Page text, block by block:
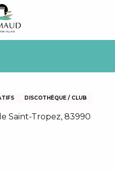
DISCOTHÈQUE / CLUB
Saint-Tropez, 83990